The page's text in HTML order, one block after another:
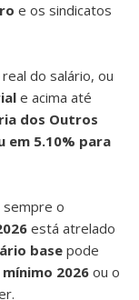
e os sindicatos
do salário, ou
e acima até
dos Outros
em 5.10% para
sempre o
está atrelado
base pode
2026ou o